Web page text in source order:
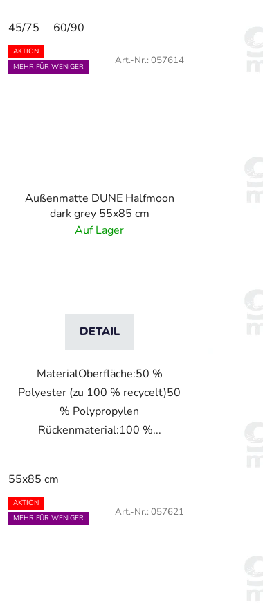
45/75 60/90
AKTION
MEHR FÜR WENIGER
Außenmatte DUNE Halfmoon
dark grey 55x85 cm
Auf Lager
DETAIL
MaterialOberfläche:50 %
Polyester (zu 100 % recycelt)50
% Polypropylen
Rückenmaterial:100 %...
55x85 cm
Art.-Nr.: 057614
AKTION
MEHR FÜR WENIGER
Art.-Nr.: 057621